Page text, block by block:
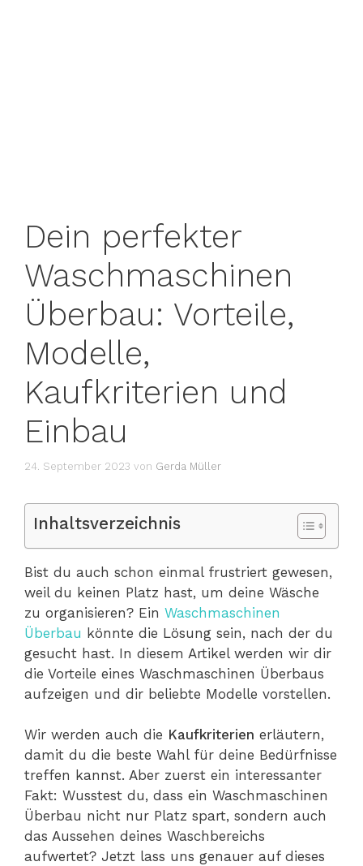
Dein perfekter
Waschmaschinen
Überbau: Vorteile,
Modelle,
Kaufkriterien und
Einbau
24. September 2023 von Gerda Müller
Inhaltsverzeichnis
Bist du auch schon einmal frustriert gewesen,
weil du keinen Platz hast, um deine Wäsche
zu organisieren? Ein Waschmaschinen
Überbau könnte die Lösung sein, nach der du
gesucht hast. In diesem Artikel werden wir dir
die Vorteile eines Waschmaschinen Überbaus
aufzeigen und dir beliebte Modelle vorstellen.
Wir werden auch die Kaufkriterien erläutern,
damit du die beste Wahl für deine Bedürfnisse
treffen kannst. Aber zuerst ein interessanter
Fakt: Wusstest du, dass ein Waschmaschinen
Überbau nicht nur Platz spart, sondern auch
das Aussehen deines Waschbereichs
aufwertet? Jetzt lass uns genauer auf dieses